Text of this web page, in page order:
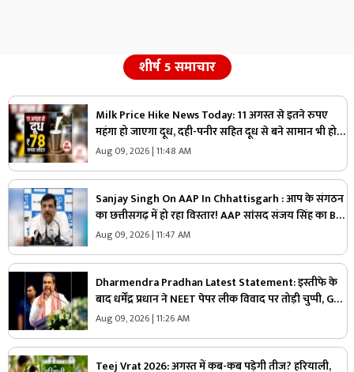
शीर्ष 5 समाचार
Milk Price Hike News Today: 11 अगस्त से इतने रुपए
महंगा हो जाएगा दूध, दही-पनीर सहित दूध से बने सामान भी हो
सकते हैं महंगे, जा​निए क्या होगा एक लीटर की कीमत
Aug 09, 2026 | 11:48 AM
Sanjay Singh On AAP In Chhattisgarh : आप के संगठन
का छत्तीसगढ़ में हो रहा विस्तार! AAP सांसद संजय सिंह का BJP
पर तीखा वार! बोले- इनके इशारे पर चल रही राज्य सरकार
Aug 09, 2026 | 11:47 AM
Dharmendra Pradhan Latest Statement: इस्तीफे के
बाद धर्मेंद्र प्रधान ने NEET पेपर लीक विवाद पर तोड़ी चुप्पी, Gen
Z को लेकर कह दी ये बड़ी बात
Aug 09, 2026 | 11:26 AM
Teej Vrat 2026: अगस्त में कब-कब पड़ेगी तीज? हरियाली,